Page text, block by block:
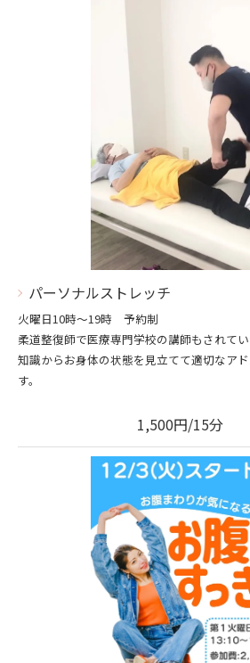
パーソナルストレッチ
火曜日10時～19時 予約制
柔道整復師で医療専門学校の講師もされて
知識からお身体の状態を見立てて適切なア
す。
1,500円/15分